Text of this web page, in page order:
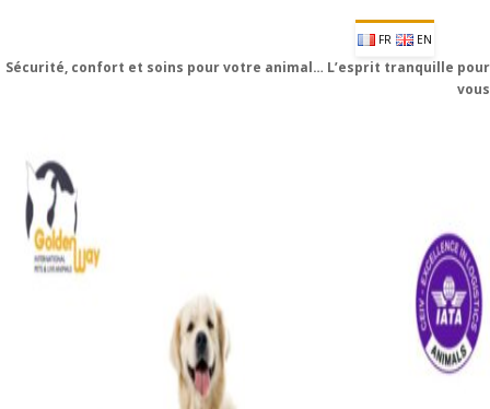
FR EN
Sécurité, confort et soins pour votre animal… L’esprit tranquille pour
vous